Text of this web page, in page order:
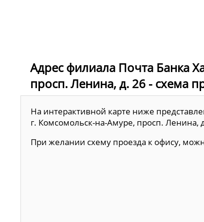
Адрес филиала Почта Банка
просп. Ленина, д. 26 - схема
На интерактивной карте ниже
г. Комсомольск-на-Амуре, просп. Ленина,
При желании схему проезда к офису,